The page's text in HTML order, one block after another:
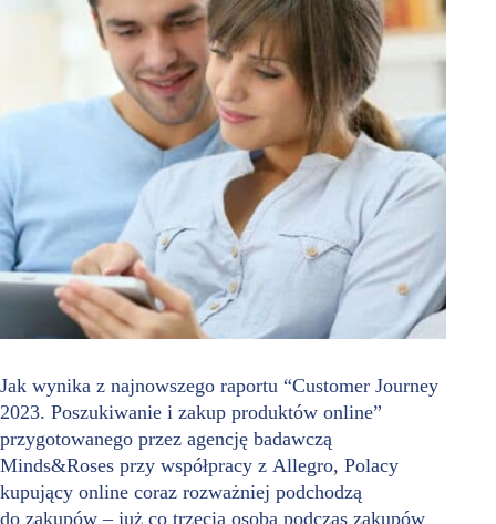
Jak wynika z najnowszego raportu “Customer Journey
2023. Poszukiwanie i zakup produktów online”
przygotowanego przez agencję badawczą
Minds&Roses przy współpracy z Allegro, Polacy
kupujący online coraz rozważniej podchodzą
do zakupów – już co trzecia osoba podczas zakupów